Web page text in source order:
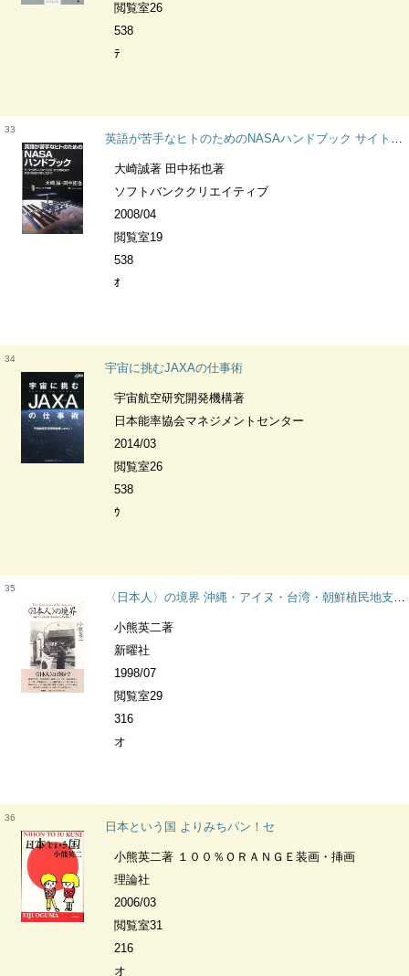
閲覧室26
538
ﾃ
33
英語が苦手なヒトのためのNASAハンドブック サイトの使い方から宇宙・航空機関連の貴重な画像の探し方まで サイエンス・アイ新書
大崎誠著 田中拓也著
ソフトバンククリエイティブ
2008/04
閲覧室19
538
ｵ
34
宇宙に挑むJAXAの仕事術
宇宙航空研究開発機構著
日本能率協会マネジメントセンター
2014/03
閲覧室26
538
ｳ
35
〈日本人〉の境界 沖縄・アイヌ・台湾・朝鮮植民地支配から復帰運動まで
小熊英二著
新曜社
1998/07
閲覧室29
316
オ
36
日本という国 よりみちパン！セ
小熊英二著 １００％ＯＲＡＮＧＥ装画・挿画
理論社
2006/03
閲覧室31
216
オ